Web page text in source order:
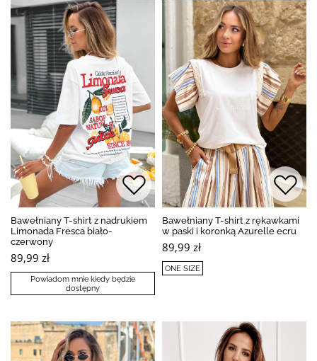
Bawełniany T-shirt z nadrukiem
Limonada Fresca biało-
czerwony
89,99 zł
Powiadom mnie kiedy będzie
dostępny
Bawełniany T-shirt z rękawkami
w paski i koronką Azurelle ecru
89,99 zł
ONE SIZE